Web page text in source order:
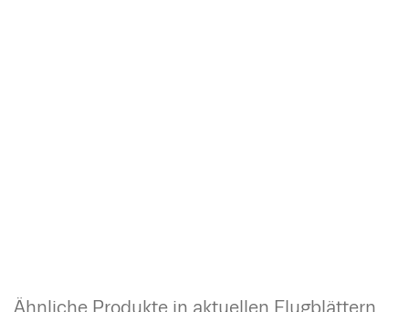
Ähnliche Produkte in aktuellen Flugblättern